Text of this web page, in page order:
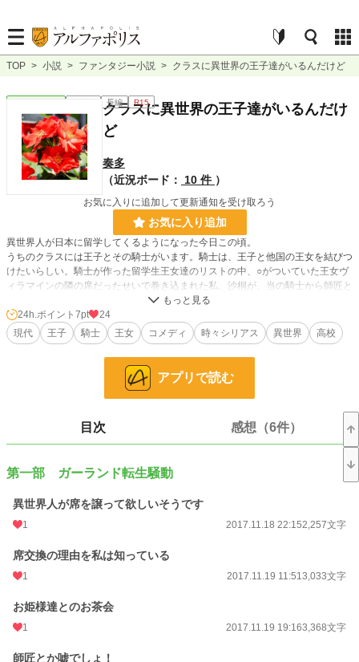
TOP > 小説 > ファンタジー小説 > クラスに異世界の王子達がいるんだけど
長編 R15
クラスに異世界の王子達がいるんだけ
ど
奏多
（近況ボード：
10 件 ）
お気に入りに追加して更新通知を受け取ろう
お気に入り追加
異世界人が日本に留学してくるようになった今日この頃。
うちのクラスには王子とその騎士がいます。騎士は、王子と他国の王女を結びつ
けたいらしい。騎士が作った留学生王女達のリストの中、○がついていた王女ヴ
ィラマインの隣の席だったせいで巻き込まれた私、沙桐が、当の騎士から師匠と
慕われたり、変な異世界人に目をつけられたりして、チートも何もないのに悪知
恵だけを片手に立ち向かったりするお話。
なろうにも掲載中
37,107 位 / 228,589 件
5,884 位 / 53,249 件
289
24h.ポイント 7 pt
文字数 135,651
更新日時 2017.12.09 11:41
初回公開日時
週間ポイント 42 pt (48,661 位)
24h.ポイント 7pt
24
現代
王子 騎士 王女 コメディ 時々シリアス 異世界 高校
アプリで読む
目次 感想（6件）
第一部 ガーランド転生騒動
異世界人が席を譲って欲しいそうです
1 2017.11.18 22:152,257文字
席交換の理由を私は知っている
1 2017.11.19 11:513,033文字
お姫様達とのお茶会
1 2017.11.19 19:163,368文字
師匠とか嘘でしょ！